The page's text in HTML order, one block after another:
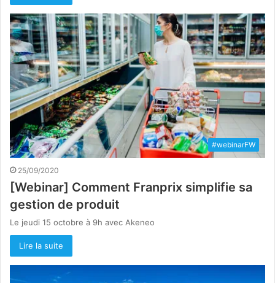
#webinarFW
25/09/2020
[Webinar] Comment Franprix simplifie sa
gestion de produit
Le jeudi 15 octobre à 9h avec Akeneo
Lire la suite